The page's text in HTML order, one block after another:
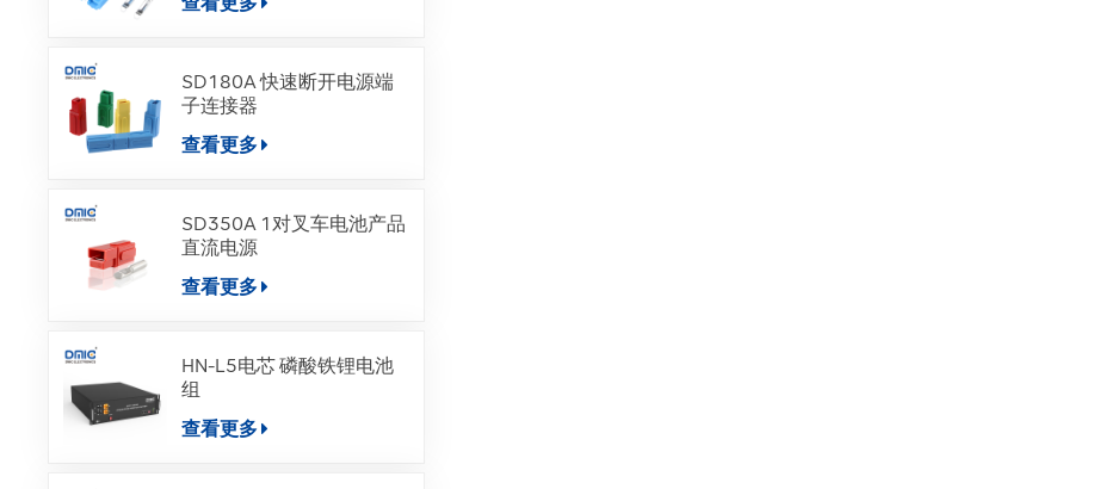
SD180A 快速断开电源端
子连接器
查看更多
SD350A 1对叉车电池产品
直流电源
查看更多
HN-L5电芯 磷酸铁锂电池
组
查看更多